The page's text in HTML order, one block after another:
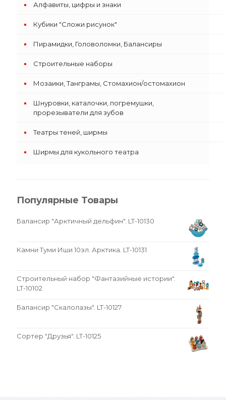
Алфавиты, цифры и знаки
Кубики "Сложи рисунок"
Пирамидки, Головоломки, Балансиры
Строительные наборы
Мозаики, Танграмы, Стомахион/остомахион
Шнуровки, каталочки, погремушки,
прорезыватели для зубов
Театры теней, ширмы
Ширмы для кукольного театра
Популярные Товары
Балансир "Арктичный дельфин". LT-10130
Камни Туми Иши 10эл. Арктика. LT-10131
Строительный набор "Фантазийные истории".
LT-10102
Балансир "Скалолазы". LT-10127
Сортер "Друзья". LT-10125